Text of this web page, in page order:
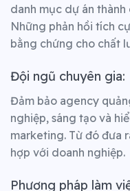
danh mục dự án
Những phản hồi tích
bằng chứng cho chất
Đội ngũ chuyên gia:
Đảm bảo agency
nghiệp, sáng tạo và
marketing. Từ đó đưa
hợp với doanh nghiệp.
Phương pháp làm